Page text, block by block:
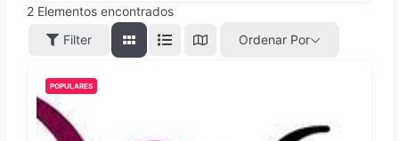
2Elementos encontrados
Filter
Ordenar Por
POPULARES